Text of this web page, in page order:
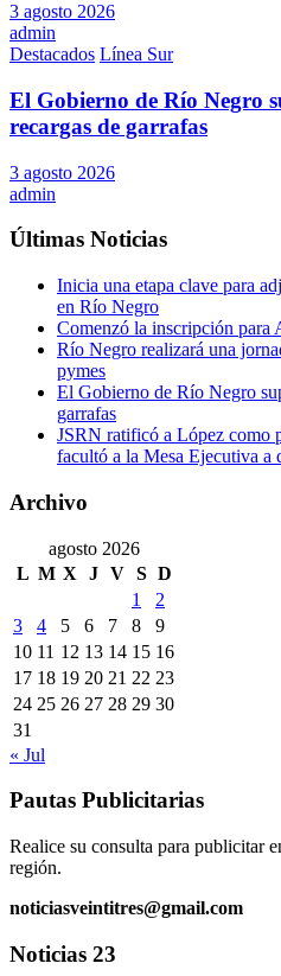
3 agosto 2026
admin
Destacados Línea Sur
El Gobierno de Río Negro
recargas de garrafas
3 agosto 2026
admin
Últimas Noticias
Inicia una etapa clave para
en Río Negro
Comenzó la inscripción para
Río Negro realizará una
pymes
El Gobierno de Río Negro
garrafas
JSRN ratificó a López como
facultó a la Mesa Ejecutiva a
Archivo
agosto 2026
L M X J V S D
1
2
3
4 5 6 7 8
9
10 11 12 13 14 15 16
17 18 19 20 21 22 23
24 25 26 27 28 29 30
31
« Jul
Pautas Publicitarias
Realice su consulta para publicitar
región.
noticiasveintitres@gmail.com
Noticias 23